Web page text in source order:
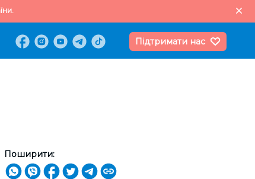
Підтримати нас
Поширити: